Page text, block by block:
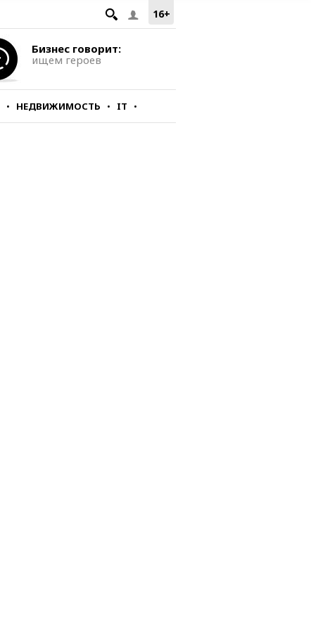
16+
Бизнес говорит:
ищем героев
НЕДВИЖИМОСТЬ IT